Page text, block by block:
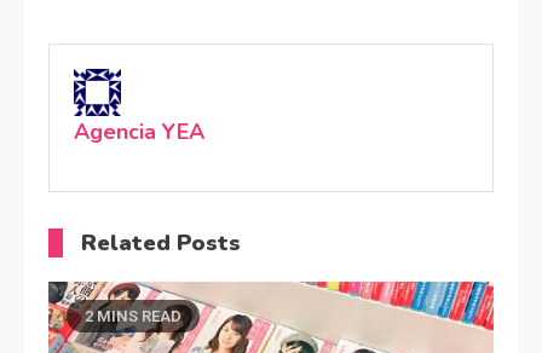
Agencia YEA
Related Posts
2 MINS READ